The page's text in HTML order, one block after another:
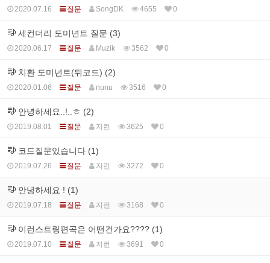
2020.07.16 질문 SongDK 4655 0
세컨더리 도미넌트 질문 (3)
2020.06.17 질문 Muzik 3562 0
치환 도미넌트(뒤코드) (2)
2020.01.06 질문 nunu 3516 0
안녕하세요..!..ㅎ (2)
2019.08.01 질문 지런 3625 0
코드질문있습니다 (1)
2019.07.26 질문 지런 3272 0
안녕하세요 ! (1)
2019.07.18 질문 지런 3168 0
이런스트링편곡은 어떤건가요???? (1)
2019.07.10 질문 지런 3691 0